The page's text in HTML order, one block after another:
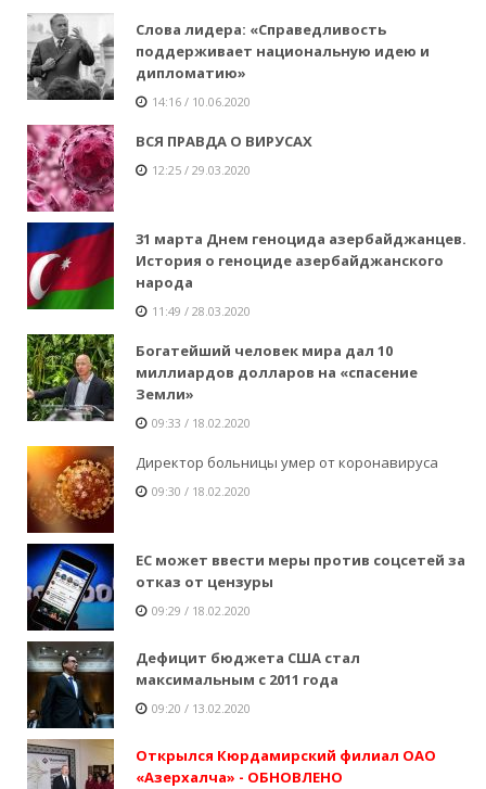
Слова лидера: «Справедливость
поддерживает национальную идею и
дипломатию»
14:16 / 10.06.2020
ВСЯ ПРАВДА О ВИРУСАХ
12:25 / 29.03.2020
31 марта Днем геноцида азербайджанцев.
История о геноциде азербайджанского
народа
11:49 / 28.03.2020
Богатейший человек мира дал 10
миллиардов долларов на «спасение
Земли»
09:33 / 18.02.2020
Директор больницы умер от коронавируса
09:30 / 18.02.2020
ЕС может ввести меры против соцсетей за
отказ от цензуры
09:29 / 18.02.2020
Дефицит бюджета США стал
максимальным с 2011 года
09:20 / 13.02.2020
Открылся Кюрдамирский филиал ОАО
«Азерхалча» - ОБНОВЛЕНО